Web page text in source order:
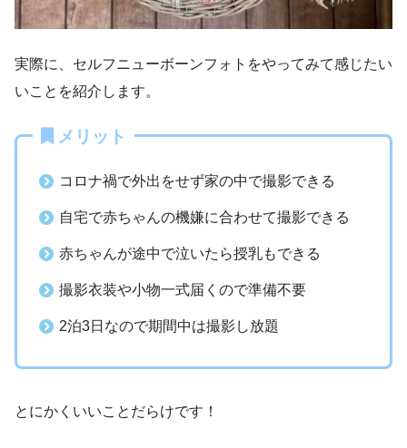
実際に、セルフニューボーンフォトをやってみて感じたい
いことを紹介します。
メリット
コロナ禍で外出をせず家の中で撮影できる
自宅で赤ちゃんの機嫌に合わせて撮影できる
赤ちゃんが途中で泣いたら授乳もできる
撮影衣装や小物一式届くので準備不要
2泊3日なので期間中は撮影し放題
とにかくいいことだらけです！